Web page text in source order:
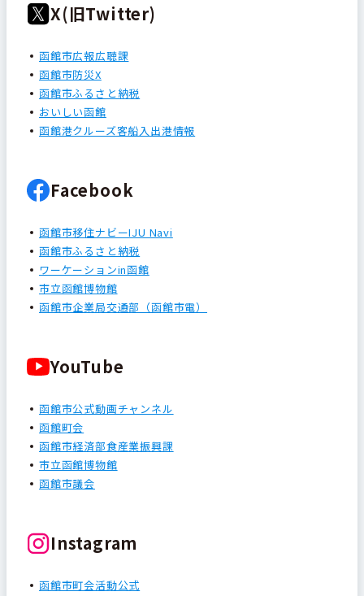
X(旧Twitter)
函館市広報広聴課
函館市防災X
函館市ふるさと納税
おいしい函館
函館港クルーズ客船入出港情報
Facebook
函館市移住ナビーIJU Navi
函館市ふるさと納税
ワーケーションin函館
市立函館博物館
函館市企業局交通部（函館市電）
YouTube
函館市公式動画チャンネル
函館町会
函館市経済部食産業振興課
市立函館博物館
函館市議会
Instagram
函館市町会活動公式